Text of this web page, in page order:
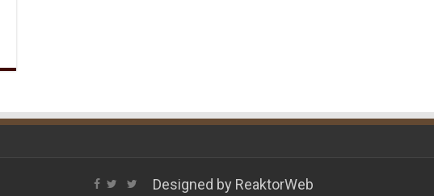
Designed by ReaktorWeb